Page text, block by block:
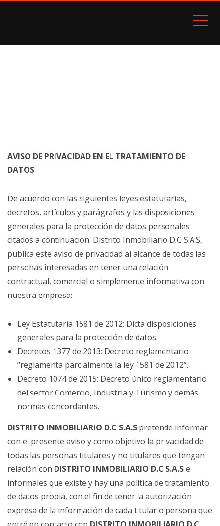
AVISO DE PRIVACIDAD EN EL TRATAMIENTO DE
DATOS
De acuerdo con las siguientes leyes estatutarias,
decretos, artículos y parágrafos y las disposiciones
generales para la protección de datos personales
citados a continuación. Distrito Inmobiliario D.C S.A.S,
publica este aviso de privacidad al alcance de todas las
personas interesadas en tener una relación
contractual, comercial o simplemente informativa con
nuestra empresa:
Ley Estatutaria 1581 de 2012: Dicta disposiciones
generales para la protección de datos.
Decretos 1377 de 2013: Decreto reglamentario
“reglamenta parcialmente la ley 1581 de 2012”.
Decreto 1074 de 2015: Decreto único reglamentario
del sector Comercio, Industria y Turismo y demás
normas concordantes.
DISTRITO INMOBILIARIO D.C S.A.S pretende informar
con el presente aviso y como objetivo la privacidad de
todas las personas titulares y no titulares que tengan
relación con DISTRITO INMOBILIARIO D.C S.A.Se
informales que existe y hay una política de tratamiento
de datos propia, con el fin de tener la autorización
expresa de la información de cada titular o persona que